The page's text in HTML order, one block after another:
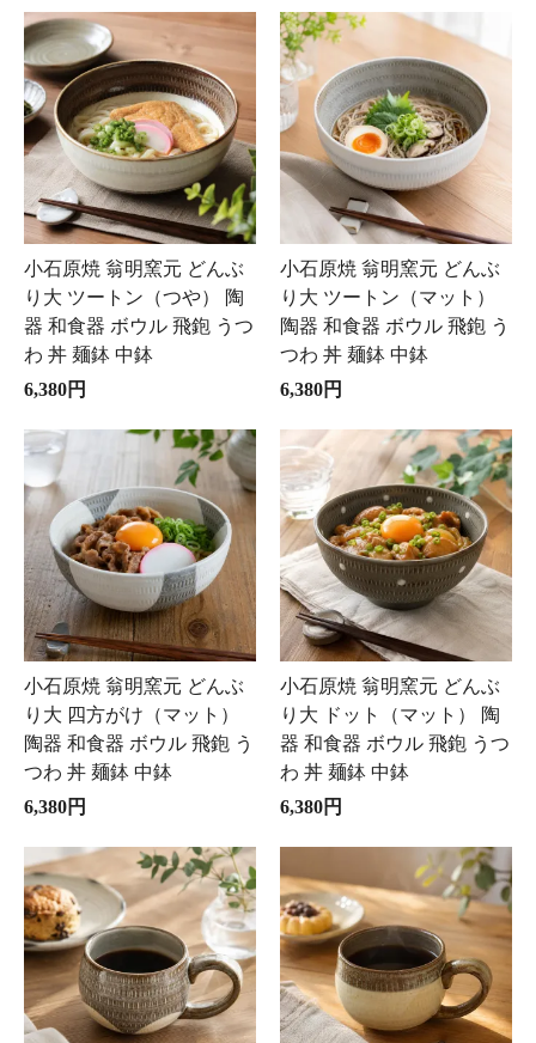
小石原焼 翁明窯元 どんぶ
り大 ツートン（つや） 陶
器 和食器 ボウル 飛鉋 うつ
わ 丼 麺鉢 中鉢
6,380円
小石原焼 翁明窯元 どんぶ
り大 ツートン（マット）
陶器 和食器 ボウル 飛鉋 う
つわ 丼 麺鉢 中鉢
6,380円
小石原焼 翁明窯元 どんぶ
り大 四方がけ（マット）
陶器 和食器 ボウル 飛鉋 う
つわ 丼 麺鉢 中鉢
6,380円
小石原焼 翁明窯元 どんぶ
り大 ドット（マット） 陶
器 和食器 ボウル 飛鉋 うつ
わ 丼 麺鉢 中鉢
6,380円